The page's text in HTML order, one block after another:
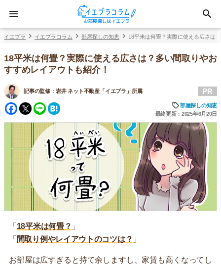
イエプラ イエプラコラム 部屋探しの知恵 18平米は何畳？実際に使える広さは
18平米は何畳？実際に使える広さは？多い間取りやお
すすめレイアウトも紹介！
記事の監修： 岩井 ネット不動産「イエプラ」所属
Facebook
Twitter
Line
PR
部屋探しの知恵
最終更新：2025年6月20日
「 18平米は何畳？ 」
「 間取り例やレイアウトのコツは？ 」
お部屋は広すぎると持て余しますし、家賃も高くなってし